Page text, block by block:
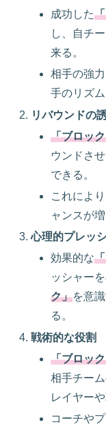
成功した
し、自チ
来る。
相手の強
手のリズ
リバウンドの
「ブロッ
ウンドさ
できる。
これによ
ャンスが増
心理的プレッ
効果的な
ッシャー
ク」を意
る。
戦術的な役割
「ブロッ
相手チー
レイヤー
コーチや